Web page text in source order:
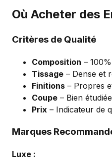
Où Acheter des
Critères de Qualité
Composition –
Tissage – Dense et
Finitions – Propres
Coupe – Bien étudiée
Prix – Indicateur de
Marques
Luxe :